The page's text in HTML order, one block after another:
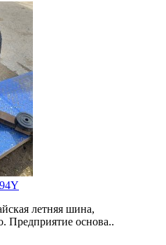
летняя шина,
Предприятие основа..